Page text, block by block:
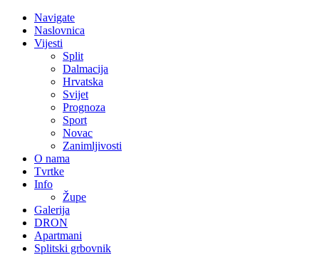
Navigate
Naslovnica
Vijesti
Split
Dalmacija
Hrvatska
Svijet
Prognoza
Sport
Novac
Zanimljivosti
O nama
Tvrtke
Info
Župe
Galerija
DRON
Apartmani
Splitski grbovnik